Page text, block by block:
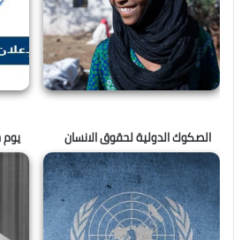
الصكوك الدولية لحقوق الانسان